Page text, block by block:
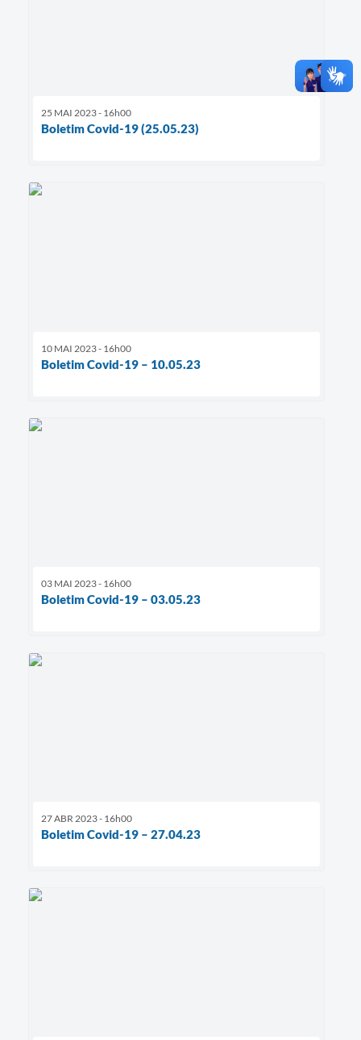
25 MAI 2023 - 16h00
Boletim Covid-19 (25.05.23)
10 MAI 2023 - 16h00
Boletim Covid-19 – 10.05.23
03 MAI 2023 - 16h00
Boletim Covid-19 – 03.05.23
27 ABR 2023 - 16h00
Boletim Covid-19 – 27.04.23